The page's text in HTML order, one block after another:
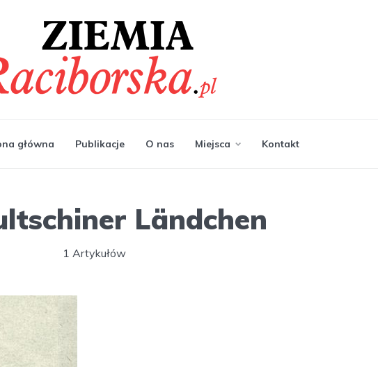
główna Publikacje O nas Miejsca Kontakt
Ländchen
1 Artykułów